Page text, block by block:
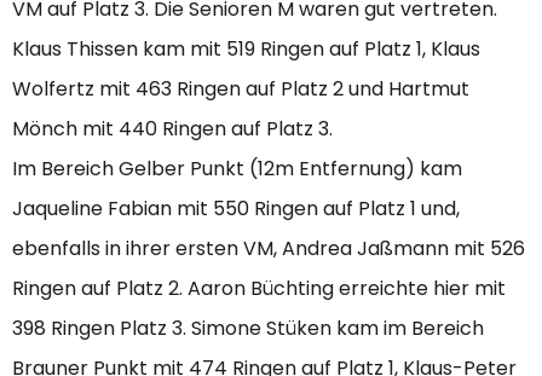
VM auf Platz 3. Die Senioren M waren gut vertreten.
Klaus Thissen kam mit 519 Ringen auf Platz 1, Klaus
Wolfertz mit 463 Ringen auf Platz 2 und Hartmut
Mönch mit 440 Ringen auf Platz 3.
Im Bereich Gelber Punkt (12m Entfernung) kam
Jaqueline Fabian mit 550 Ringen auf Platz 1 und,
ebenfalls in ihrer ersten VM, Andrea Jaßmann mit 526
Ringen auf Platz 2. Aaron Büchting erreichte hier mit
398 Ringen Platz 3. Simone Stüken kam im Bereich
Brauner Punkt mit 474 Ringen auf Platz 1, Klaus-Peter